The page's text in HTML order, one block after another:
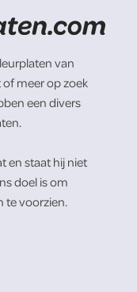
van
meer op zoek
een divers
en staat hij niet
doel is om
te voorzien.